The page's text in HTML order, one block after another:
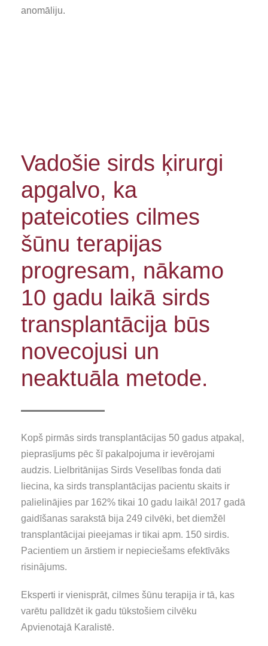
anomāliju.
Vadošie sirds ķirurgi
apgalvo, ka
pateicoties cilmes
šūnu terapijas
progresam, nākamo
10 gadu laikā sirds
transplantācija būs
novecojusi un
neaktuāla metode.
Kopš pirmās sirds transplantācijas 50 gadus atpakaļ,
pieprasījums pēc šī pakalpojuma ir ievērojami
audzis. Lielbritānijas Sirds Veselības fonda dati
liecina, ka sirds transplantācijas pacientu skaits ir
palielinājies par 162% tikai 10 gadu laikā! 2017 gadā
gaidīšanas sarakstā bija 249 cilvēki, bet diemžēl
transplantācijai pieejamas ir tikai apm. 150 sirdis.
Pacientiem un ārstiem ir nepieciešams efektīvāks
risinājums.
Eksperti ir vienisprāt, cilmes šūnu terapija ir tā, kas
varētu palīdzēt ik gadu tūkstošiem cilvēku
Apvienotajā Karalistē.